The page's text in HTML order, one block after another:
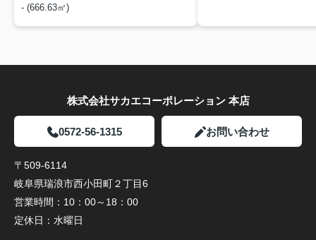
- (666.63㎡)
株式会社サカエコーポレーション 本店
0572-56-1315 お問い合わせ
〒509-6114
岐阜県瑞浪市西小田町２丁目6
営業時間： 10：00～18：00
定休日： 水曜日